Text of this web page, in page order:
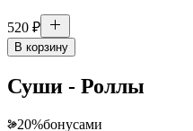
520 ₽
В корзину
Суши - Роллы
20%бонусами